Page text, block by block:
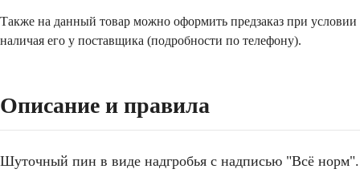
Также на данный товар можно оформить предзаказ при условии
наличая его у поставщика (подробности по телефону).
Описание и правила
Шуточный пин в виде надгробья с надписью "Всё норм".